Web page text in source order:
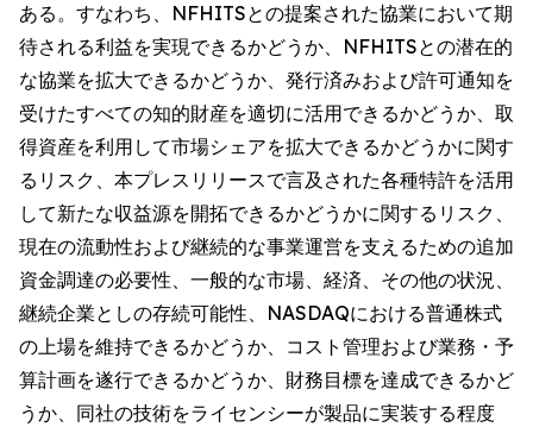
ある。すなわち、NFHITSとの提案された協業において期
待される利益を実現できるかどうか、NFHITSとの潜在的
な協業を拡大できるかどうか、発行済みおよび許可通知を
受けたすべての知的財産を適切に活用できるかどうか、取
得資産を利用して市場シェアを拡大できるかどうかに関す
るリスク、本プレスリリースで言及された各種特許を活用
して新たな収益源を開拓できるかどうかに関するリスク、
現在の流動性および継続的な事業運営を支えるための追加
資金調達の必要性、一般的な市場、経済、その他の状況、
継続企業としの存続可能性、NASDAQにおける普通株式
の上場を維持できるかどうか、コスト管理および業務・予
算計画を遂行できるかどうか、財務目標を達成できるかど
うか、同社の技術をライセンシーが製品に実装する程度